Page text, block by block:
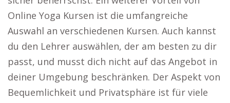
Online Yoga Kursen ist die umfangreiche
Auswahl an verschiedenen Kursen. Auch kannst
du den Lehrer auswählen, der am besten zu dir
passt, und musst dich nicht auf das Angebot in
deiner Umgebung beschränken. Der Aspekt von
Bequemlichkeit und Privatsphäre ist für viele